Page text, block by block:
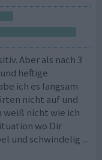
Aber als nach 3
heftige
ich es langsam
nicht auf und
weiß nicht wie ich
wo Dir
und schwindelig ...